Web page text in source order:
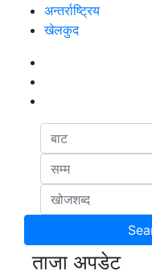
अन्तर्राष्ट्रिय
खेलकुद
ताजा अपडेट